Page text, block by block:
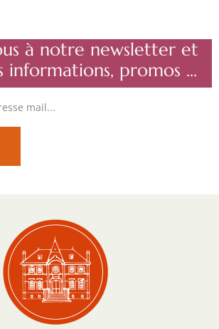
à notre newsletter et
informations, promos ...